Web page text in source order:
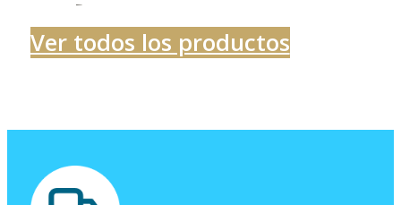
Ver todos los productos